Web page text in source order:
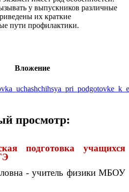
у выпускников различные
их краткие
пути профилактики.
Вложение
просмотр:
подготовка учащихся
- учитель физики МБОУ